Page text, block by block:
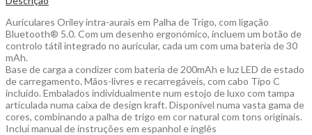
Trigo
para
Personalizar
quantity
Auriculares Oriley intra-aurais em Palha de Trigo, com ligação
Bluetooth® 5.0. Com um desenho ergonómico, incluem um botão de
controlo tátil integrado no auricular, cada um com uma bateria de 30
mAh.
Base de carga a condizer com bateria de 200mAh e luz LED de estado
de carregamento. Mãos-livres e recarregáveis, com cabo Tipo C
incluído. Embalados individualmente num estojo de luxo com tampa
articulada numa caixa de design kraft. Disponível numa vasta gama de
cores, combinando a palha de trigo em cor natural com tons originais.
Inclui manual de instruções em espanhol e inglês